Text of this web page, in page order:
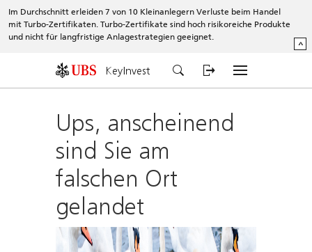
Im Durchschnitt erleiden 7 von 10 Kleinanlegern Verluste beim Handel
mit Turbo-Zertifikaten. Turbo-Zertifikate sind hoch risikoreiche Produkte
und nicht für langfristige Anlagestrategien geeignet.
^
KeyInvest
Ups, anscheinend
sind Sie am
falschen Ort
gelandet